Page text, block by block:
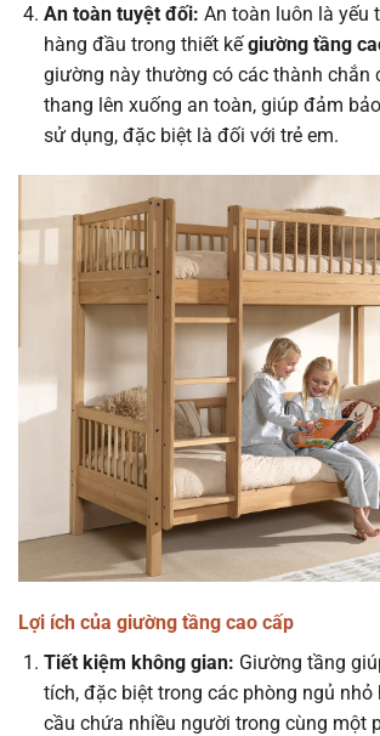
An toàn tuyệt đối: An toàn luôn là yếu
hàng đầu trong thiết kếgiường tầng
giường này thường có các thành chắn
thang lên xuống an toàn, giúp đảm
sử dụng, đặc biệt là đối với trẻ em.
Lợi ích của giường tầng cao cấp
Tiết kiệm không gian: Giường tầng
tích, đặc biệt trong các phòng ngủ nhỏ
cầu chứa nhiều người trong cùng một